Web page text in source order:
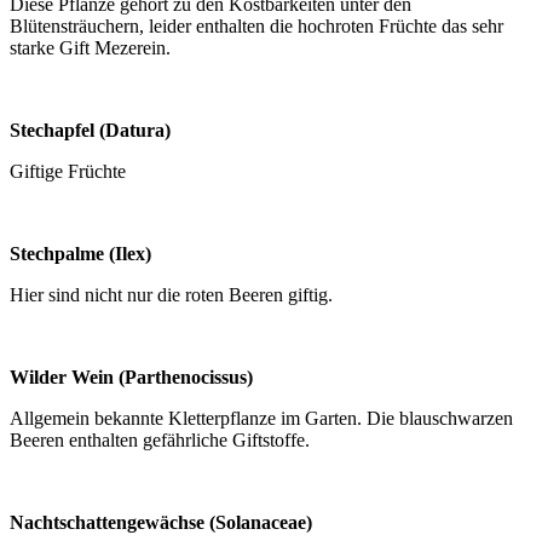
Diese Pflanze gehört zu den Kostbarkeiten unter den
Blütensträuchern, leider enthalten die hochroten Früchte das sehr
starke Gift Mezerein.
Stechapfel (Datura)
Giftige Früchte
Stechpalme (Ilex)
Hier sind nicht nur die roten Beeren giftig.
Wilder Wein (Parthenocissus)
Allgemein bekannte Kletterpflanze im Garten. Die blauschwarzen
Beeren enthalten gefährliche Giftstoffe.
Nachtschattengewächse (Solanaceae)